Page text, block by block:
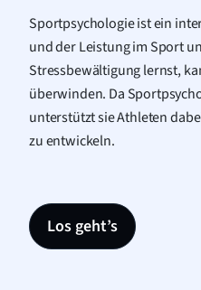
Sportpsychologie ist ein
und der Leistung im Sport
Stressbewältigung lernst,
überwinden. Da
unterstützt sie Athleten
zu entwickeln.
Los geht’s